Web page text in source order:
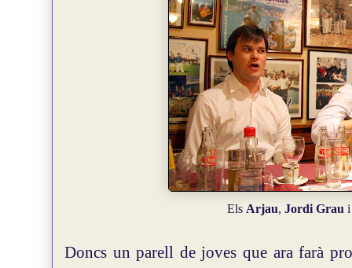
Els Arjau, Jordi Grau
Doncs un parell de joves que ara farà